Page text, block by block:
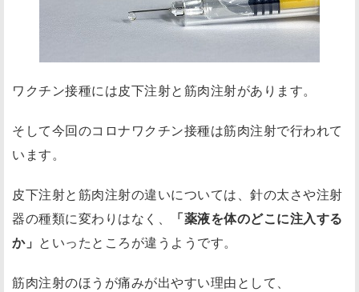
ワクチン接種には皮下注射と筋肉注射があります。
そして今回のコロナワクチン接種は筋肉注射で行われて
います。
皮下注射と筋肉注射の違いについては、針の太さや注射
器の種類に変わりはなく、
「薬液を体のどこに注入する
か」 といったところが違うようです。
筋肉注射のほうが痛みが出やすい理由として、